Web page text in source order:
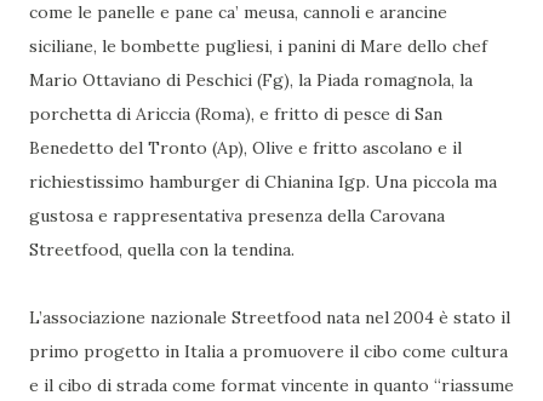
come le panelle e pane ca’ meusa, cannoli e arancine
siciliane, le bombette pugliesi, i panini di Mare dello chef
Mario Ottaviano di Peschici (Fg), la Piada romagnola, la
porchetta di Ariccia (Roma), e fritto di pesce di San
Benedetto del Tronto (Ap), Olive e fritto ascolano e il
richiestissimo hamburger di Chianina Igp. Una piccola ma
gustosa e rappresentativa presenza della Carovana
Streetfood, quella con la tendina.
L’associazione nazionale Streetfood nata nel 2004 è stato il
primo progetto in Italia a promuovere il cibo come cultura
e il cibo di strada come format vincente in quanto “riassume